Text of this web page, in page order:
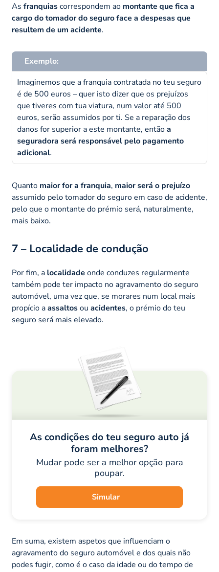
As franquiascorrespondem ao montante que fica a
cargo do tomador do seguro face a despesas que
resultem de um acidente.
Exemplo:
Imaginemos que a franquia contratada no teu seguro
é de 500 euros – quer isto dizer que os prejuízos
que tiveres com tua viatura, num valor até 500
euros, serão assumidos por ti. Se a reparação dos
danos for superior a este montante, entãoa
seguradora será responsável pelo pagamento
adicional.
Quanto maior for a franquia, maior será o prejuízo
assumido pelo tomador do seguro em caso de acidente,
pelo que o montante do prémio será, naturalmente,
mais baixo.
7 – Localidade de condução
Por fim, a localidade onde conduzes regularmente
também pode ter impacto no agravamento do seguro
automóvel, uma vez que, se morares num local mais
propício aassaltosou acidentes, o prémio do teu
seguro será mais elevado.
As condições do teu seguro auto já
foram melhores?
Mudar pode ser a melhor opção para
poupar.
Simular
Em suma, existem aspetos que influenciam o
agravamento do seguro automóvel e dos quais não
podes fugir, como é o caso da idade ou do tempo de